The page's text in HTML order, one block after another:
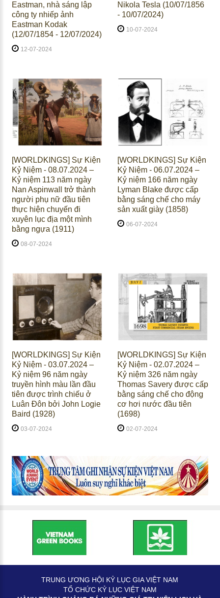
Eastman, nhà sáng lập
công ty nhiếp ảnh
Eastman Kodak
(12/07/1854 - 12/07/2024)
12-07-2024
Nikola Tesla (10/07/1856
- 10/07/2024)
10-07-2024
[WORLDKINGS] Sự Kiện
Kỷ Niệm - 08.07.2024 –
Kỷ niệm 113 năm ngày
Nan Aspinwall trở thành
người phụ nữ đầu tiên
thực hiện chuyến đi
xuyên lục địa một mình
bằng ngựa (1911)
08-07-2024
[WORLDKINGS] Sự Kiện
Kỷ Niệm - 06.07.2024 –
Kỷ niệm 166 năm ngày
Lyman Blake được cấp
bằng sáng chế cho máy
sản xuất giày (1858)
06-07-2024
[WORLDKINGS] Sự Kiện
Kỷ Niệm - 03.07.2024 –
Kỷ niệm 96 năm ngày
truyền hình màu lần đầu
tiên được trình chiếu ở
Luân Đôn bởi John Logie
Baird (1928)
03-07-2024
[WORLDKINGS] Sự Kiện
Kỷ Niệm - 02.07.2024 –
Kỷ niệm 326 năm ngày
Thomas Savery được cấp
bằng sáng chế cho động
cơ hơi nước đầu tiên
(1698)
02-07-2024
TRUNG ƯƠNG HỘI KỶ LỤC GIA VIỆT NAM
TỔ CHỨC KỶ LỤC VIỆT NAM